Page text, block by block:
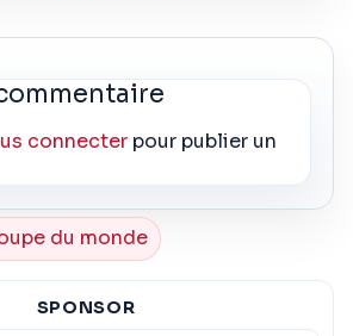
connecter pour publier un
du monde
SPONSOR